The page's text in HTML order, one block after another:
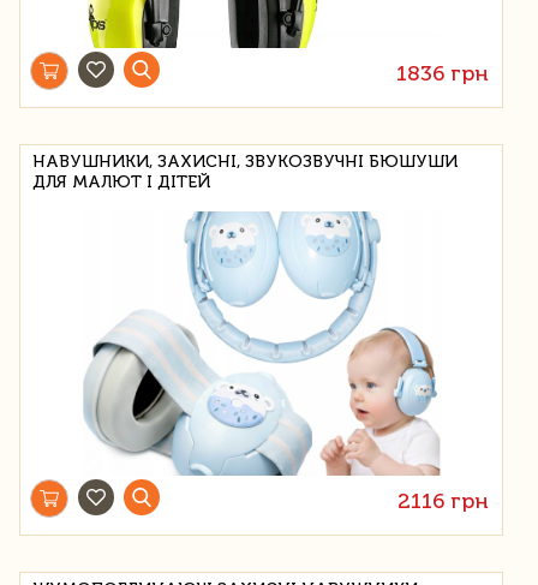
1836 грн
НАВУШНИКИ, ЗАХИСНІ, ЗВУКОЗВУЧНІ БЮШУШИ
ДЛЯ МАЛЮТ І ДІТЕЙ
2116 грн